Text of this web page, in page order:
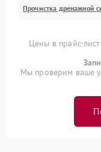
Прочистка дренажной
Цены в прайс-
Мы проверим ваше